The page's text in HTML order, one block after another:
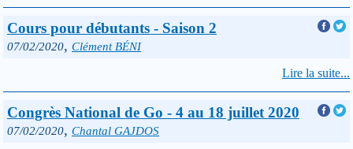
Cours pour débutants - Saison 2
07/02/2020, Clément BÉNI
Lire la suite...
Congrès National de Go - 4 au 18 juillet 2020
07/02/2020, Chantal GAJDOS